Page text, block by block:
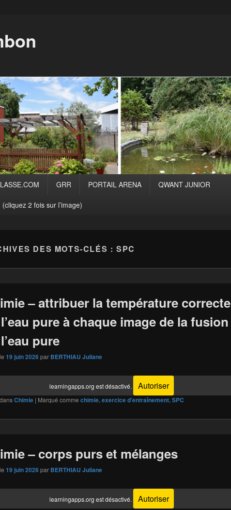
GRR PORTAIL ARENA QWANT JUNIOR
2 fois sur l’image)
DES MOTS-CLÉS :SPC
– attribuer la température correcte
pure à chaque image de la fusion
pure
19 juin 2026par BERTHIAU Juliane
learningapps.org est désactivé. Autoriser
Chimie | Marqué comme chimie, exercice d'entraînement, SPC
– corps purs et mélanges
19 juin 2026par BERTHIAU Juliane
learningapps.org est désactivé. Autoriser